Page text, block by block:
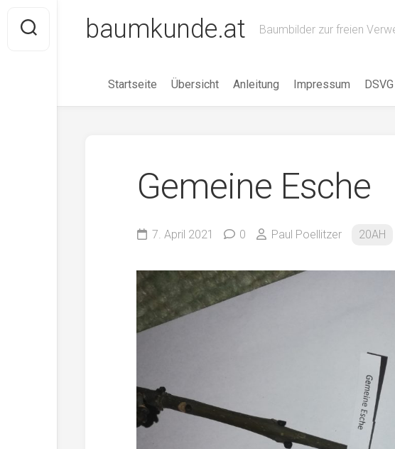
content
baumkunde.at Baumbilder zur freien
Startseite Übersicht Anleitung Impressum DSVG
Gemeine Esche
7. April 2021 0 Paul Poellitzer 20AH